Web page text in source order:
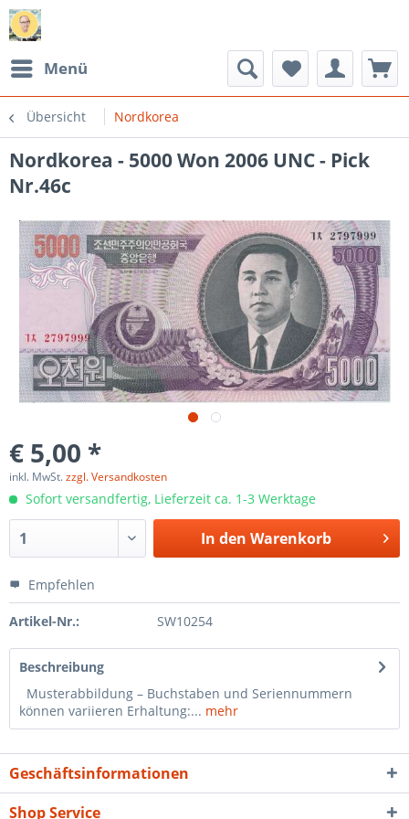
Menü
Übersicht Nordkorea
Nordkorea - 5000 Won 2006 UNC - Pick
Nr.46c
€ 5,00 *
inkl. MwSt.zzgl. Versandkosten
Sofort versandfertig, Lieferzeit ca. 1-3 Werktage
In den Warenkorb
Empfehlen
Artikel-Nr.: SW10254
Beschreibung
Musterabbildung – Buchstaben und Seriennummern
können variieren Erhaltung:... mehr
Geschäftsinformationen
Shop Service